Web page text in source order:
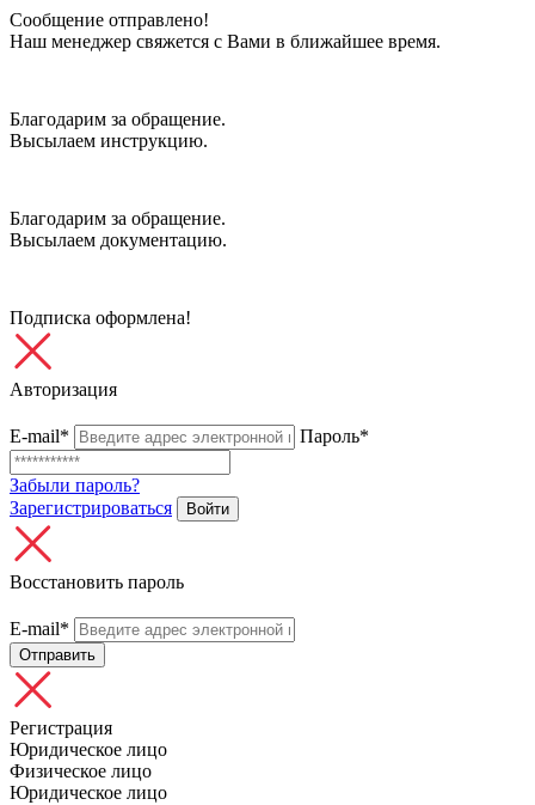
Сообщение отправлено!
Наш менеджер свяжется с Вами в ближайшее время.
Благодарим за обращение.
Высылаем инструкцию.
Благодарим за обращение.
Высылаем документацию.
Подписка оформлена!
Авторизация
E-mail* Пароль*
Забыли пароль?
Зарегистрироваться
Войти
Восстановить пароль
E-mail*
Отправить
Регистрация
Юридическое лицо
Физическое лицо
Юридическое лицо